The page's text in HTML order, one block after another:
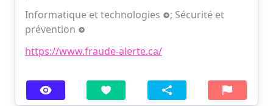
Informatique et technologies
; Sécurité et
prévention
https://www.fraude-alerte.ca/